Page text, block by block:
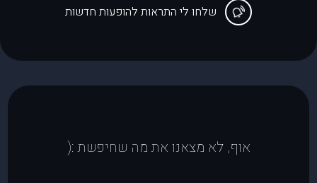
שלחו לי התראות להופעות חדשות
אוף, לא מצאנו את מה שחיפשת :(